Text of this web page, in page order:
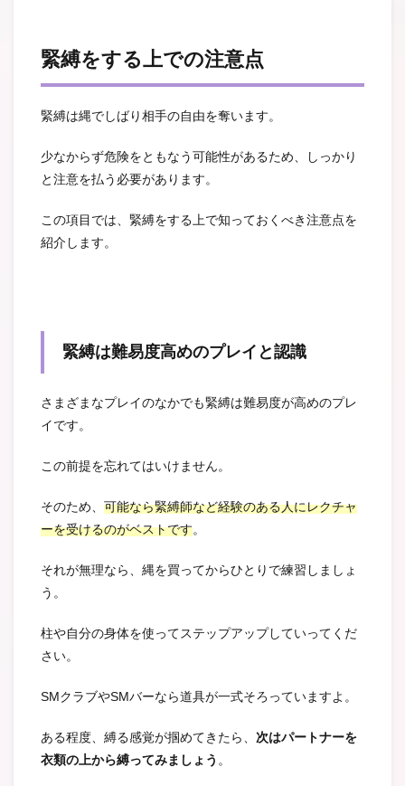
緊縛をする上での注意点
緊縛は縄でしばり相手の自由を奪います。
少なからず危険をともなう可能性があるため、しっかり
と注意を払う必要があります。
この項目では、緊縛をする上で知っておくべき注意点を
紹介します。
緊縛は難易度高めのプレイと認識
さまざまなプレイのなかでも緊縛は難易度が高めのプレ
イです。
この前提を忘れてはいけません。
そのため、 可能なら緊縛師など経験のある人にレクチャ
ーを受けるのがベストです。
それが無理なら、縄を買ってからひとりで練習しましょ
う。
柱や自分の身体を使ってステップアップしていってくだ
さい。
SMクラブやSMバーなら道具が一式そろっていますよ。
ある程度、縛る感覚が掴めてきたら、 次はパートナーを
衣類の上から縛ってみましょう 。